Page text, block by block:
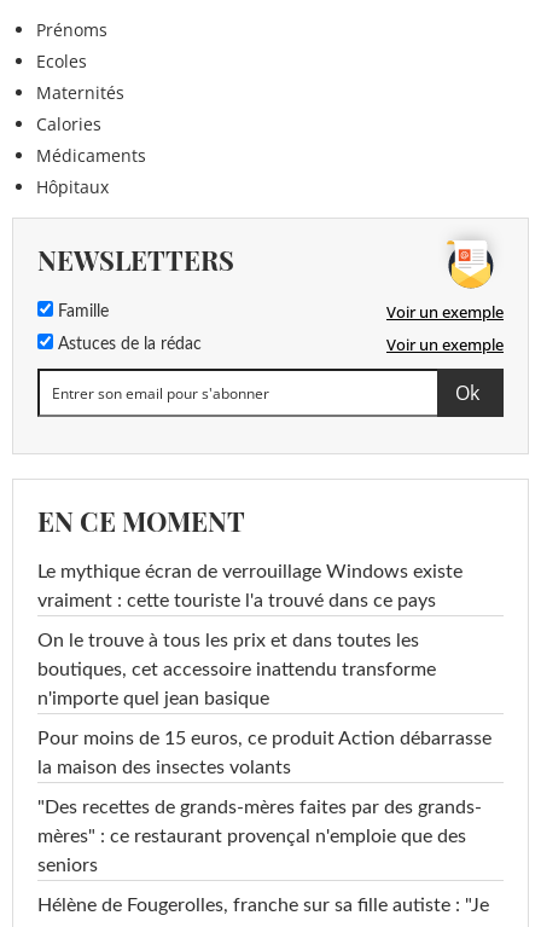
Prénoms
Ecoles
Maternités
Calories
Médicaments
Hôpitaux
NEWSLETTERS
Famille Voir un exemple
Astuces de la rédac Voir un exemple
EN CE MOMENT
Le mythique écran de verrouillage Windows existe
vraiment : cette touriste l'a trouvé dans ce pays
On le trouve à tous les prix et dans toutes les
boutiques, cet accessoire inattendu transforme
n'importe quel jean basique
Pour moins de 15 euros, ce produit Action débarrasse
la maison des insectes volants
"Des recettes de grands-mères faites par des grands-
mères" : ce restaurant provençal n'emploie que des
seniors
Hélène de Fougerolles, franche sur sa fille autiste : "Je